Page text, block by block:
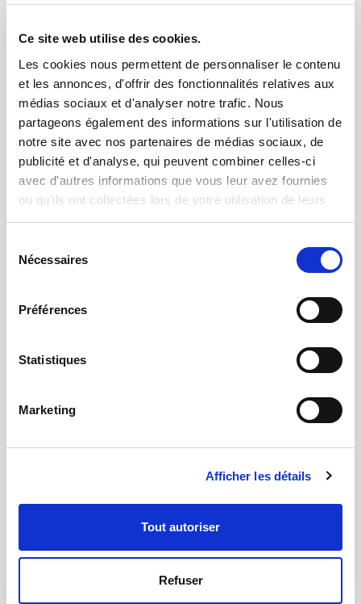
Ce site web utilise des cookies.
Les cookies nous permettent de personnaliser le contenu
et les annonces, d'offrir des fonctionnalités relatives aux
médias sociaux et d'analyser notre trafic. Nous
partageons également des informations sur l'utilisation de
notre site avec nos partenaires de médias sociaux, de
publicité et d'analyse, qui peuvent combiner celles-ci
avec d'autres informations que vous leur avez fournies
ou qu'ils ont collectées lors de votre utilisation de leurs
services.
Nécessaires
Préférences
Statistiques
Marketing
Afficher les détails
Tout autoriser
Refuser
15.05.2024 | parHasanin Hemissi
Stations de contrôles qualité
esthétique pour SONCEBOZ
Station de mesure robotisée pour le